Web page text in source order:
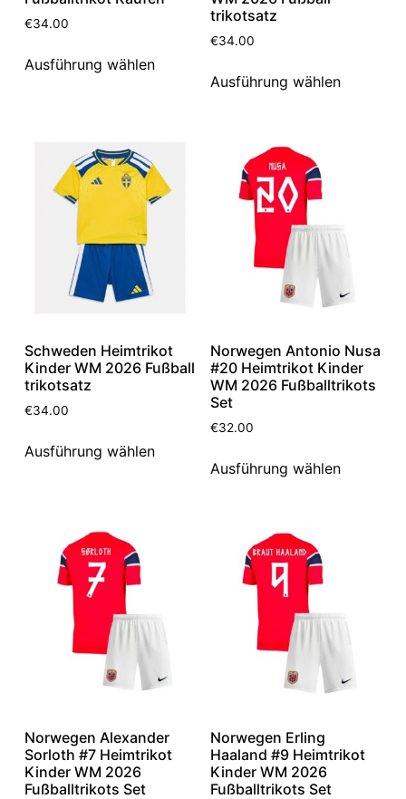
€34.00
Ausführung wählen
trikotsatz
€34.00
Ausführung wählen
Schweden Heimtrikot
Kinder WM 2026 Fußball
trikotsatz
€34.00
Ausführung wählen
Norwegen Antonio Nusa
#20 Heimtrikot Kinder
WM 2026 Fußballtrikots
Set
€32.00
Ausführung wählen
Norwegen Alexander
Sorloth #7 Heimtrikot
Kinder WM 2026
Fußballtrikots Set
Norwegen Erling
Haaland #9 Heimtrikot
Kinder WM 2026
Fußballtrikots Set